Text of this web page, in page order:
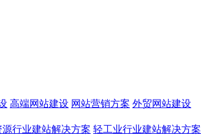
高端网站建设 网站营销方案 外贸网站建设
源行业建站解决方案 轻工业行业建站解决方案